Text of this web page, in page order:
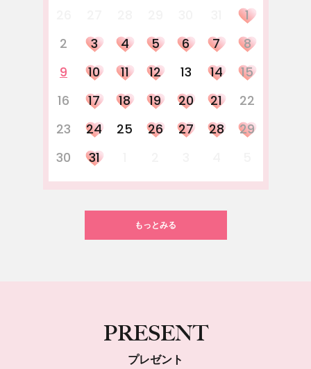
1
2
3 4 5 6 7
8
9
10 11 12 13 14
15
16
17 18 19 20 21
22
23
24 25 26 27 28
29
30
31
もっとみる
PRESENT
プレゼント